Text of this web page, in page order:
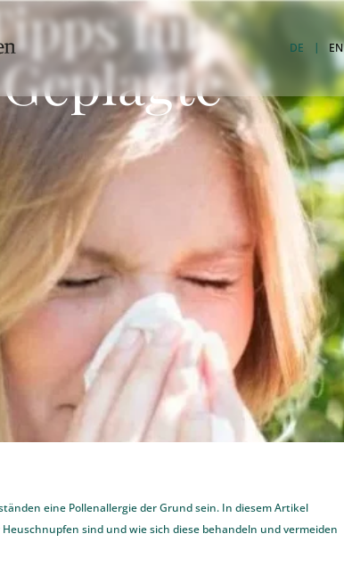
DE EN
für
eine Pollenallergie der Grund sein. In diesem Artikel
sind und wie sich diese behandeln und vermeiden